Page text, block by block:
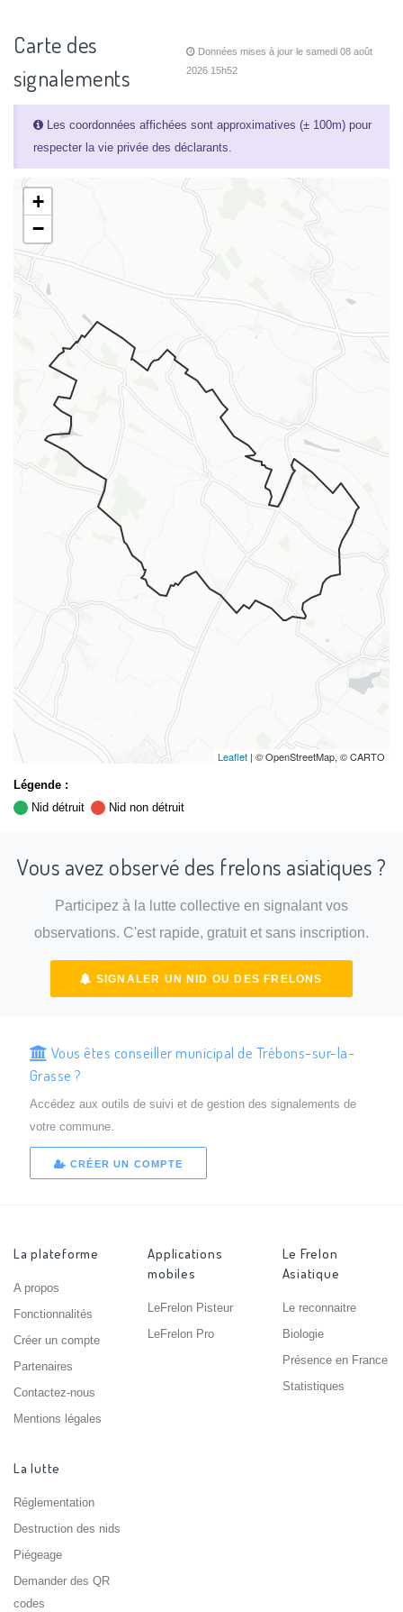
Carte des
signalements
Données mises à jour le samedi 08 août
2026 15h52
Les coordonnées affichées sont approximatives (± 100m) pour
respecter la vie privée des déclarants.
+
−
Leaflet | © OpenStreetMap, © CARTO
Légende :
Nid détruit
Nid non détruit
Vous avez observé des frelons asiatiques ?
Participez à la lutte collective en signalant vos
observations. C'est rapide, gratuit et sans inscription.
SIGNALER UN NID OU DES FRELONS
Vous êtes conseiller municipal de Trébons-sur-la-
Grasse ?
Accédez aux outils de suivi et de gestion des signalements de
votre commune.
CRÉER UN COMPTE
La plateforme
A propos
Fonctionnalités
Créer un compte
Partenaires
Contactez-nous
Mentions légales
Applications
mobiles
LeFrelon Pisteur
LeFrelon Pro
Le Frelon
Asiatique
Le reconnaitre
Biologie
Présence en France
Statistiques
La lutte
Réglementation
Destruction des nids
Piégeage
Demander des QR
codes